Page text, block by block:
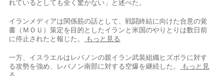
れているとしても全く驚かない」と述べた。
イランメディア​は関係筋の話として、戦闘終結に向けた合意の覚
書（ＭＯＵ）策定を目的としたイランと米国のやりとりは数日前
に停止されたと報じた。
もっと見る
一方、イスラエルはレバノンの親イラン武装組織ヒズボラに対す
る攻勢を強め、レバノン南部に対する空爆を継続した。
もっと見